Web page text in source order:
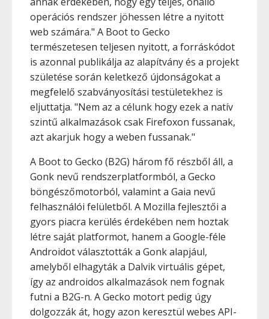
operációs rendszer jöhessen létre a nyitott
web számára." A Boot to Gecko
természetesen teljesen nyitott, a forráskódot
is azonnal publikálja az alapítvány és a projekt
születése során keletkező újdonságokat a
megfelelő szabványosítási testületekhez is
eljuttatja. "Nem az a célunk hogy ezek a natív
szintű alkalmazások csak Firefoxon fussanak,
azt akarjuk hogy a weben fussanak."
A Boot to Gecko (B2G) három fő részből áll, a
Gonk nevű rendszerplatformból, a Gecko
böngészőmotorból, valamint a Gaia nevű
felhasználói felületből. A Mozilla fejlesztői a
gyors piacra kerülés érdekében nem hoztak
létre saját platformot, hanem a Google-féle
Androidot választották a Gonk alapjául,
amelyből elhagyták a Dalvik virtuális gépet,
így az androidos alkalmazások nem fognak
futni a B2G-n. A Gecko motort pedig úgy
dolgozzák át, hogy azon keresztül webes API-